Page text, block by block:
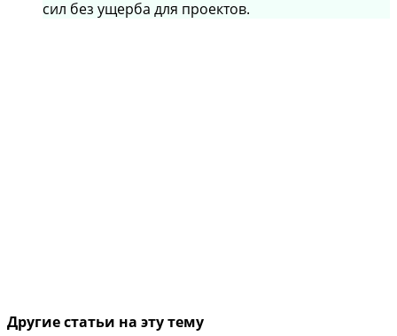
сил без ущерба для проектов.
Другие статьи на эту тему